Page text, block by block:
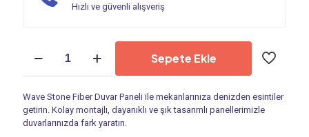
Hızlı ve güvenli alışveriş
Paneli
Stone
PC
3150
Sepete Ekle
Wave Stone Fiber Duvar Paneli ile mekanlarınıza denizden esintiler
getirin. Kolay montajlı, dayanıklı ve şık tasarımlı panellerimizle
duvarlarınızda fark yaratın.